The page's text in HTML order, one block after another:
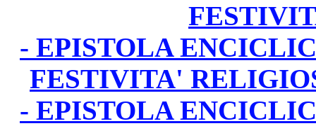
- EPISTOLA
FESTIVITA'
- EPISTOLA